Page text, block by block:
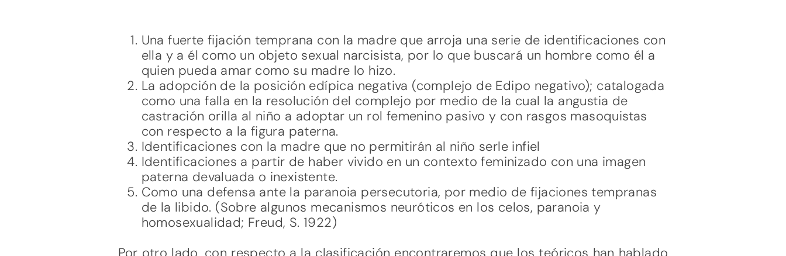
Una fuerte fijación temprana con la madre que arroja una serie de identificaciones con
ella y a él como un objeto sexual narcisista, por lo que buscará un hombre como él a
quien pueda amar como su madre lo hizo.
La adopción de la posición edípica negativa (complejo de Edipo negativo); catalogada
como una falla en la resolución del complejo por medio de la cual la angustia de
castración orilla al niño a adoptar un rol femenino pasivo y con rasgos masoquistas
con respecto a la figura paterna.
Identificaciones con la madre que no permitirán al niño serle infiel
Identificaciones a partir de haber vivido en un contexto feminizado con una imagen
paterna devaluada o inexistente.
Como una defensa ante la paranoia persecutoria, por medio de fijaciones tempranas
de la libido. (Sobre algunos mecanismos neuróticos en los celos, paranoia y
homosexualidad; Freud, S. 1922)